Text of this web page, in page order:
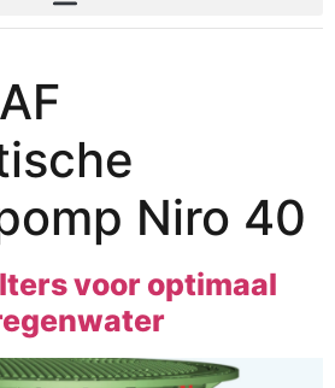
Niro 40
voor optimaal